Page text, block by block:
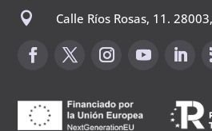

Calle Ríos Rosas, 11.